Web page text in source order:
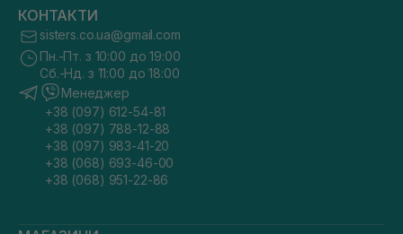
КОНТАКТИ
sisters.co.ua@gmail.com
Пн.-Пт. з 10:00 до 19:00
Сб.-Нд. з 11:00 до 18:00
Менеджер
+38 (097) 612-54-81
+38 (097) 788-12-88
+38 (097) 983-41-20
+38 (068) 693-46-00
+38 (068) 951-22-86